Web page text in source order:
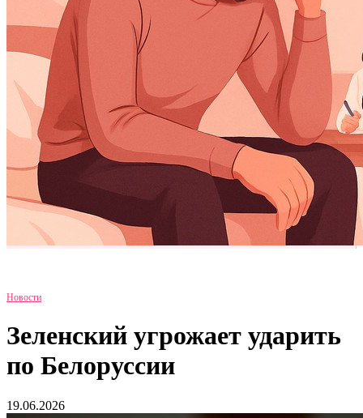
Новости
Зеленский угрожает ударить
по Белоруссии
19.06.2026